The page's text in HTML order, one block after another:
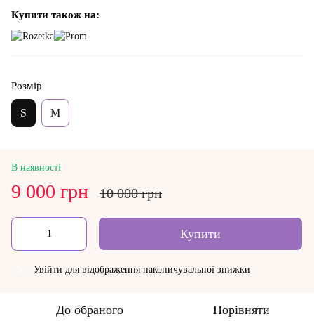
Купити також на:
Розмір
S M
В наявності
9 000 грн 10 000 грн
Купити
Увійти для відображення накопичувальної знижки
До обраного Порівняти